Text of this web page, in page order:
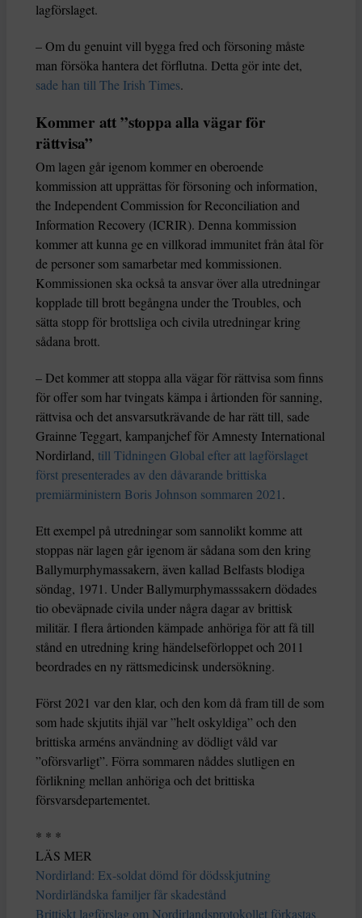
lagförslaget.
– Om du genuint vill bygga fred och försoning måste
man försöka hantera det förflutna. Detta gör inte det,
sade han till The Irish Times.
Kommer att ”stoppa alla vägar för
rättvisa”
Om lagen går igenom kommer en oberoende
kommission att upprättas för försoning och information,
the Independent Commission for Reconciliation and
Information Recovery (ICRIR). Denna kommission
kommer att kunna ge en villkorad immunitet från åtal för
de personer som samarbetar med kommissionen.
Kommissionen ska också ta ansvar över alla utredningar
kopplade till brott begångna under the Troubles, och
sätta stopp för brottsliga och civila utredningar kring
sådana brott.
– Det kommer att stoppa alla vägar för rättvisa som finns
för offer som har tvingats kämpa i årtionden för sanning,
rättvisa och det ansvarsutkrävande de har rätt till, sade
Grainne Teggart, kampanjchef för Amnesty International
Nordirland, till Tidningen Global efter att lagförslaget
först presenterades av den dåvarande brittiska
premiärministern Boris Johnson sommaren 2021.
Ett exempel på utredningar som sannolikt komme att
stoppas när lagen går igenom är sådana som den kring
Ballymurphymassakern, även kallad Belfasts blodiga
söndag, 1971. Under Ballymurphymasssakern dödades
tio obeväpnade civila under några dagar av brittisk
militär. I flera årtionden kämpade anhöriga för att få till
stånd en utredning kring händelseförloppet och 2011
beordrades en ny rättsmedicinsk undersökning.
Först 2021 var den klar, och den kom då fram till de som
som hade skjutits ihjäl var ”helt oskyldiga” och den
brittiska arméns användning av dödligt våld var
”oförsvarligt”. Förra sommaren nåddes slutligen en
förlikning mellan anhöriga och det brittiska
försvarsdepartementet.
* * *
LÄS MER
Nordirland: Ex-soldat dömd för dödsskjutning
Nordirländska familjer får skadestånd
Brittiskt lagförslag om Nordirlandsprotokollet förkastas